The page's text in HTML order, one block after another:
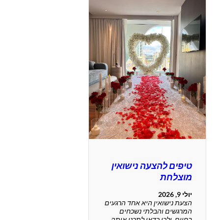
טיפים להצעה נישואין
מוצלחת
יולי 9, 2026
הצעת נישואין היא אחד הרגעים
המרגשים והבלתי נשכחים